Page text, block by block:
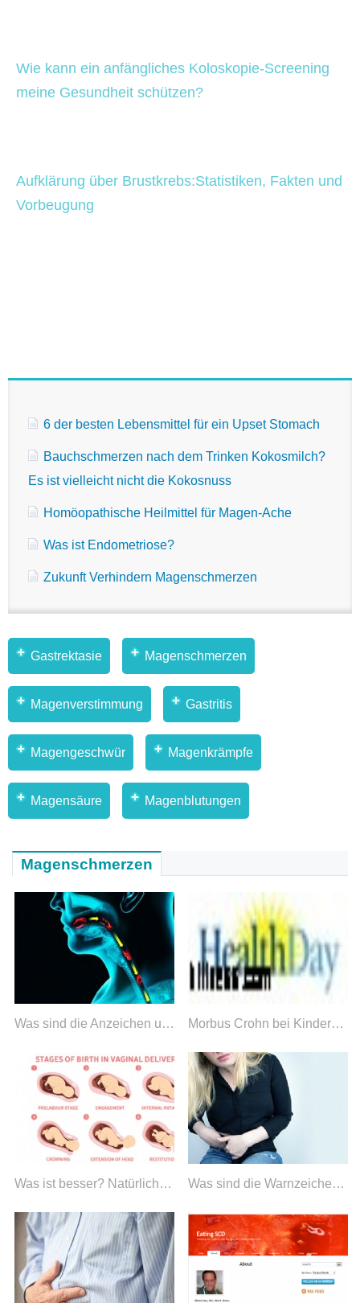
Wie kann ein anfängliches Koloskopie-Screening
meine Gesundheit schützen?
Aufklärung über Brustkrebs:Statistiken, Fakten und
Vorbeugung
6 der besten Lebensmittel für ein Upset Stomach
Bauchschmerzen nach dem Trinken Kokosmilch?
Es ist vielleicht nicht die Kokosnuss
Homöopathische Heilmittel für Magen-Ache
Was ist Endometriose?
Zukunft Verhindern Magenschmerzen
Gastrektasie Magenschmerzen
Magenverstimmung Gastritis
Magengeschwür Magenkrämpfe
Magensäure Magenblutungen
Magenschmerzen
Was sind die Anzeichen und Symptome von Dysphagie? Morbus Crohn bei Kindern kann von Bakterien ausgehen
Was ist besser? Natürliche Geburt oder Kaiserschnitt? Was sind die Warnzeichen einer Pankreatitis?